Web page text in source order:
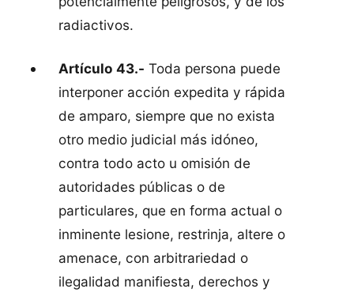
radiactivos.
Artículo 43.- Toda persona puede
interponer acción expedita y rápida
de amparo, siempre que no exista
otro medio judicial más idóneo,
contra todo acto u omisión de
autoridades públicas o de
particulares, que en forma actual o
inminente lesione, restrinja, altere o
amenace, con arbitrariedad o
ilegalidad manifiesta, derechos y